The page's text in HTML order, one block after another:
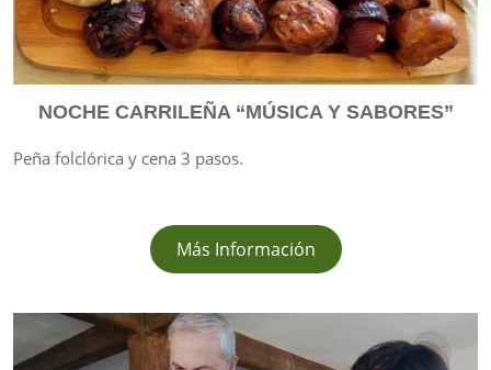
NOCHE CARRILEÑA “MÚSICA Y SABORES”
Peña folclórica y cena 3 pasos.
Más Información